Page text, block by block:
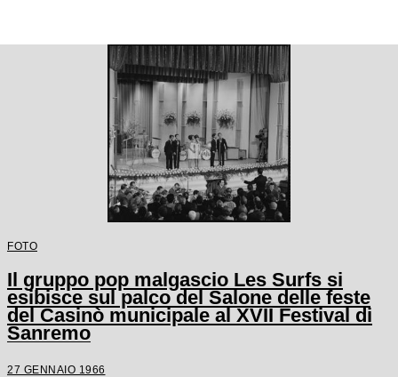
FOTO
Il gruppo pop malgascio Les Surfs si
esibisce sul palco del Salone delle feste
del Casinò municipale al XVII Festival di
Sanremo
27 GENNAIO 1966